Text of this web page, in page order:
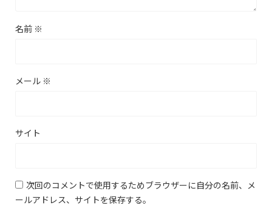
名前 ※
メール ※
サイト
次回のコメントで使用するためブラウザーに自分の名前、メ
ールアドレス、サイトを保存する。